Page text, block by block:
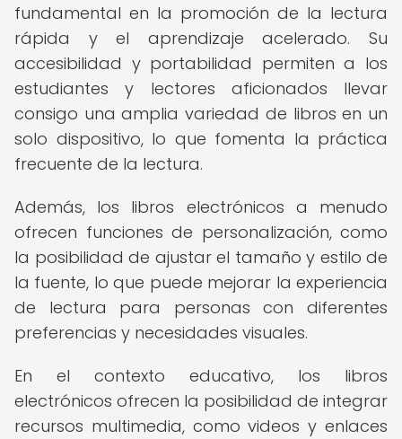
fundamental en la promoción de la lectura
rápida y el aprendizaje acelerado. Su
accesibilidad y portabilidad permiten a los
estudiantes y lectores aficionados llevar
consigo una amplia variedad de libros en un
solo dispositivo, lo que fomenta la práctica
frecuente de la lectura.
Además, los libros electrónicos a menudo
ofrecen funciones de personalización, como
la posibilidad de ajustar el tamaño y estilo de
la fuente, lo que puede mejorar la experiencia
de lectura para personas con diferentes
preferencias y necesidades visuales.
En el contexto educativo, los libros
electrónicos ofrecen la posibilidad de integrar
recursos multimedia, como videos y enlaces